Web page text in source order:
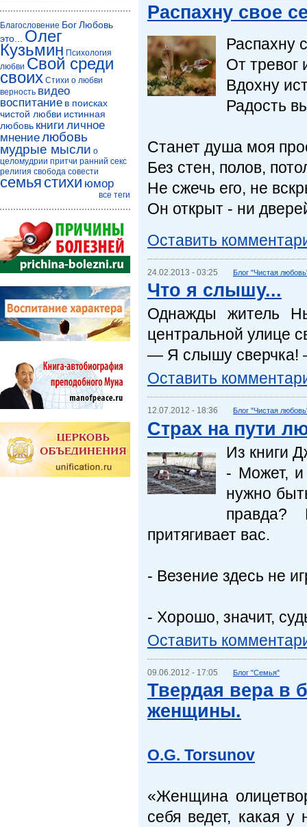
Распахну свое
Распахну
От тревог
Вдохну
Радость
Станет душа моя
Без стен, полов,
Не сжечь его, не
Он открыт - ни
Оставить
24.02.2013 - 03:25 Блог "Чистая
Что я слышу...
Однажды житель
центральной улице
— Я слышу сверчка!
Оставить
12.07.2012 - 18:36 Блог "Чистая
Страх на пути
Из книги
- Может, и
нужно
правда?
притягивает вас.
- Везение здесь не
- Хорошо, значит,
Оставить
09.06.2012 - 17:05 Блог "Семья"
Твердая вера в
женщины.
O.G. Torsunov
«Женщина
себя ведет, какая у
Благословение БогЛюбовь
это...
Олег
Кузьмин Психология
любви Свой среди
своих Стихи о любви
верность видео
воспитание в поисках
чистой любви истинная
любовь книги личное
мнениелюбовь
мудрые мысли о
целомудрии притчи ранний секс
религия свобода совести
семья стихи юмор
все теги